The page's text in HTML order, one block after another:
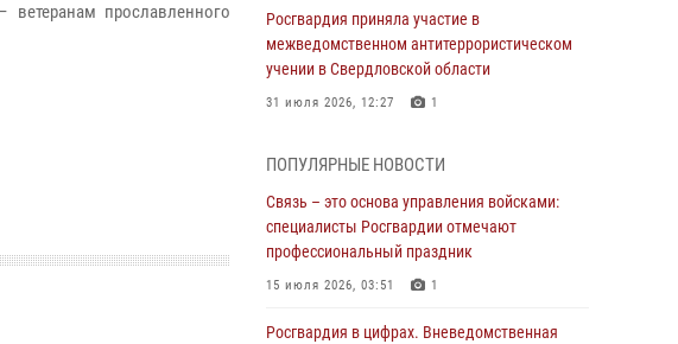
прославленного
Росгвардия приняла участие в
межведомственном антитеррористическом
учении в Свердловской области
31 июля 2026, 12:27 1
граждан на южном направлении
31 июля 2026, 06:56 1
Представитель Управления Росгвардии по
Свердловской области рассказал об итогах
телекомпании «Телекон»
ПОПУЛЯРНЫЕ НОВОСТИ
Связь – это основа управления войсками:
специалисты Росгвардии отмечают
профессиональный праздник
15 июля 2026, 03:51 1
Росгвардия в цифрах. Вневедомственная